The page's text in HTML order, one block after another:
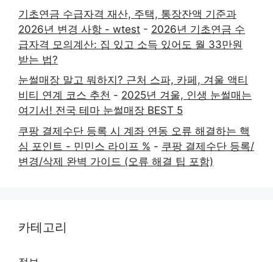
기초연금 수급자격 재산, 주택, 통장잔액 기준과
2026년 변경 사항 - wtest - 2026년 기초연금 수
급자격 모의계산: 집 있고 소득 있어도 월 33만원
받는 법?
눈썰매장 말고 뭐하지? 근처 스파, 카페, 겨울 액티
비티 연계 코스 추천 - 2025년 겨울, 인생 눈썰매는
여기서! 전국 테마 눈썰매장 BEST 5
쿠팡 결제수단 등록 시 계좌 연동 오류 해결하는 핵
심 포인트 - 민민스 라이프 % - 쿠팡 결제수단 등록/
변경/삭제 완벽 가이드 (오류 해결 팁 포함)
카테고리